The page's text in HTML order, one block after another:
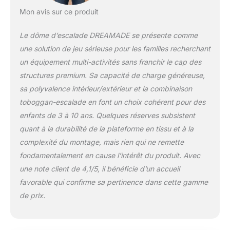
toboggan assurent la
lorsqu'ils glissent. Les
coins et les bords lisses
créent une aire de jeu
sûre pour tous les
enfants. Matières
qualité — Notre dôme
pour enfants est
composé de tubes
d'acier de haute qualité
qui sont inoxydables,
résistants à l'usure et
aux intempéries. La
Mon avis sur ce produit
Le dôme d’escalade DREAMADE se présente comme
une solution de jeu sérieuse pour les familles recherchant
un équipement multi-activités sans franchir le cap des
structures premium. Sa capacité de charge généreuse,
sa polyvalence intérieur/extérieur et la combinaison
toboggan-escalade en font un choix cohérent pour des
enfants de 3 à 10 ans. Quelques réserves subsistent
quant à la durabilité de la plateforme en tissu et à la
complexité du montage, mais rien qui ne remette
fondamentalement en cause l’intérêt du produit. Avec
une note client de 4,1/5, il bénéficie d’un accueil
favorable qui confirme sa pertinence dans cette gamme
de prix.